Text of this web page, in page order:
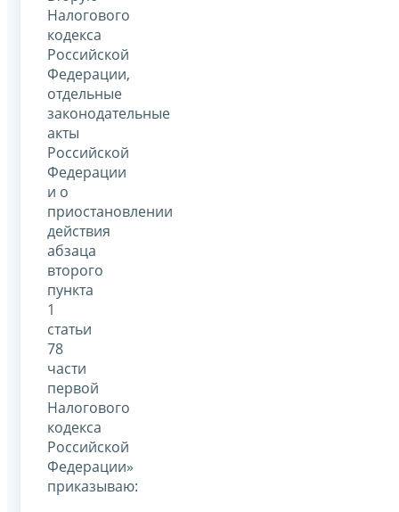
Налогового
кодекса
Российской
Федерации,
отдельные
законодательные
акты
Российской
Федерации
и о
приостановлении
действия
абзаца
второго
пункта
1
статьи
78
части
первой
Налогового
кодекса
Российской
Федерации»
приказываю: